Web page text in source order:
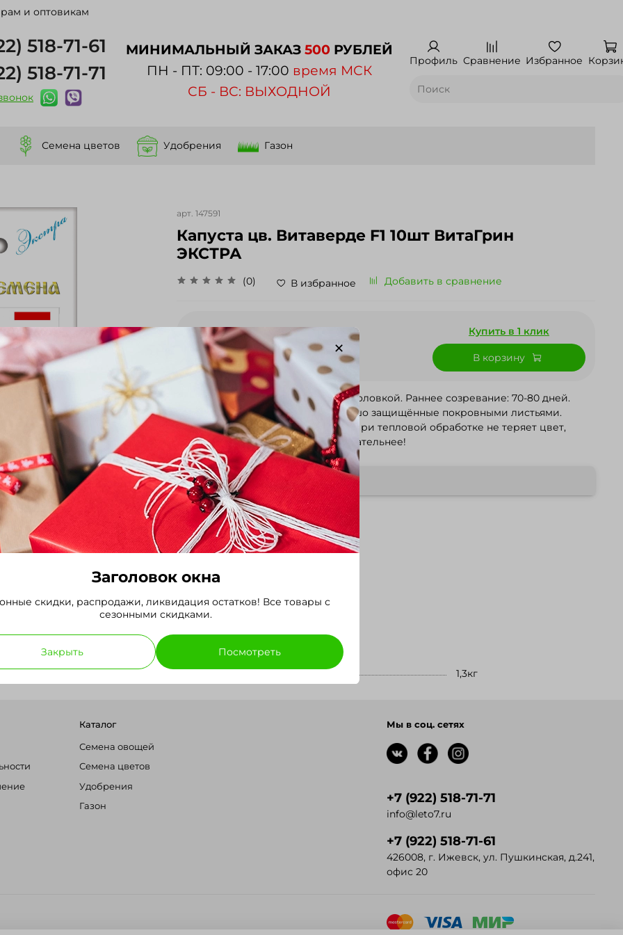
и оптовикам
518-71-61
518-71-71
МИНИМАЛЬНЫЙ ЗАКАЗ 500 РУБЛЕЙ
ПН - ПТ: 09:00 - 17:00 время МСК
СБ - ВС: ВЫХОДНОЙ
Профиль Сравнение Избранное
Семена цветов Удобрения Газон
арт. 147591
Капуста цв. Витаверде F1 10шт ВитаГрин
ЭКСТРА
(0) В избранное Добавить в сравнение
114.00 руб
Купить в 1 клик
В корзину
Удивительный гибрид с зелёной головкой. Раннее созревание: 70-80 дней.
Тяжёлые, прочные соцветия, хорошо защищённые покровными листьями.
Нежная текстура, отменный вкус. При тепловой обработке не теряет цвет,
становится только ярче и привлекательнее!
Выбрать
Ранняя Масса плода 1,3кг
Каталог
Семена овощей
Семена цветов
Удобрения
Газон
Мы в соц. сетях
+7 (922) 518-71-71
info@leto7.ru
+7 (922) 518-71-61
426008, г. Ижевск, ул. Пушкинская, д.241,
офис 20
Заголовок окна
скидки, распродажи, ликвидация остатков! Все товары с
сезонными скидками.
Закрыть Посмотреть